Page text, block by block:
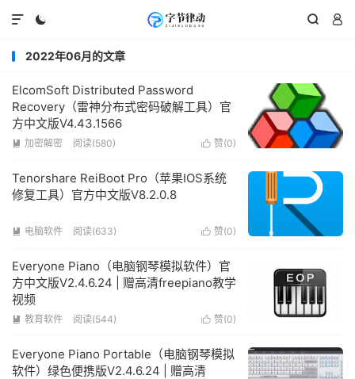
  

2022年06月的文章
ElcomSoft Distributed Password
Recovery（雷神分布式密码破解工具）官
方中文版V4.43.1566
 赞(0)
 加密解密 阅读(580)
Tenorshare ReiBoot Pro（苹果IOS系统
修复工具）官方中文版V8.2.0.8
 赞(0)
 电脑软件 阅读(633)
Everyone Piano（电脑钢琴模拟软件）官
方中文版V2.4.6.24 | 赠高清freepiano教学
视频
 赞(0)
 教育软件 阅读(544)
Everyone Piano Portable（电脑钢琴模拟
软件）绿色便携版V2.4.6.24 | 赠高清